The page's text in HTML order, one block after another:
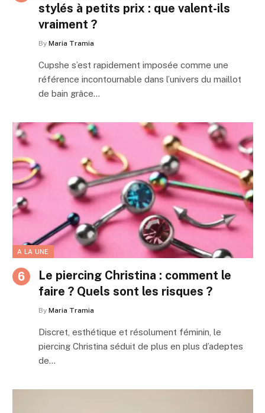
stylés à petits prix : que valent-ils
vraiment ?
By Maria Tramia
Cupshe s’est rapidement imposée comme une
référence incontournable dans l’univers du maillot
de bain grâce…
A LA UNE
Le piercing Christina : comment le
faire ? Quels sont les risques ?
By Maria Tramia
Discret, esthétique et résolument féminin, le
piercing Christina séduit de plus en plus d’adeptes
de…